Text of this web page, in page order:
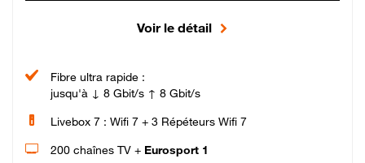
Voir le détail
Fibre ultra rapide :
jusqu'à ↓ 8 Gbit/s ↑ 8 Gbit/s
Livebox 7 : Wifi 7 + 3 Répéteurs Wifi 7
200 chaînes TV + Eurosport 1